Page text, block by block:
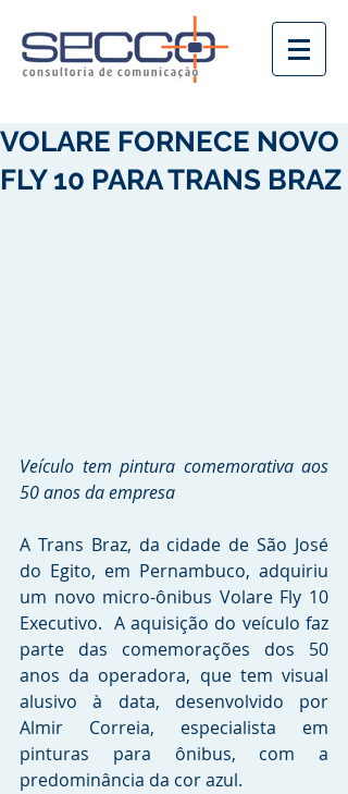
VOLARE FORNECE NOVO
FLY 10 PARA TRANS BRAZ
Veículo tem pintura comemorativa aos
50 anos da empresa
A Trans Braz, da cidade de São José
do Egito, em Pernambuco, adquiriu
um novo micro-ônibus Volare Fly 10
Executivo.  A aquisição do veículo faz
parte das comemorações dos 50
anos da operadora, que tem visual
alusivo à data, desenvolvido por
Almir Correia, especialista em
pinturas para ônibus, com a
predominância da cor azul.